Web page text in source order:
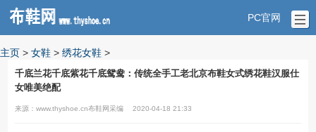
PC官网
主页 > 女鞋 > 绣花女鞋 >
千底兰花千底紫花千底鸳鸯：传统全手工老北京布鞋女式绣花鞋汉服仕
女唯美绝配
来源：www.thyshoe.cn布鞋网采编 2020-04-18 21:33